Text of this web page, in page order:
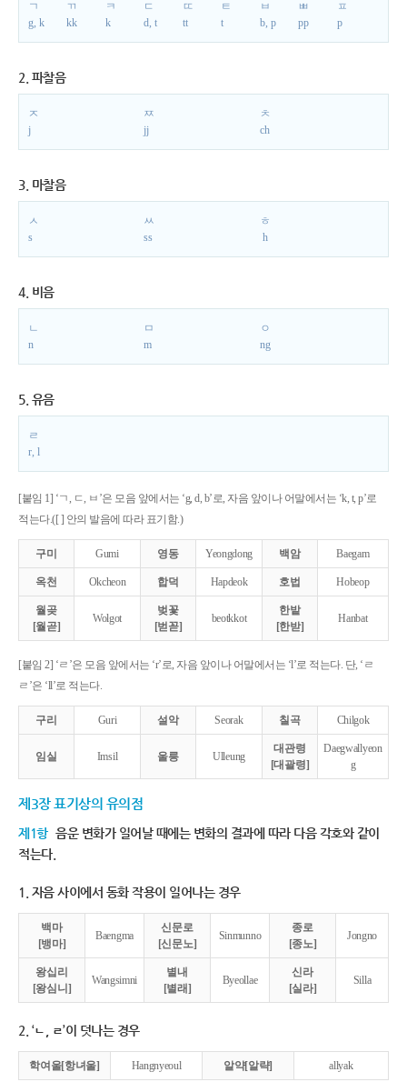
ㄱ
g, k
ㄲ
kk
ㅋ
k
ㄷ
d, t
ㄸ
tt
ㅌ
t
ㅂ
b, p
ㅃ
pp
ㅍ
p
2. 파찰음
ㅈ
j
ㅉ
jj
ㅊ
ch
3. 마찰음
ㅅ
s
ㅆ
ss
ㅎ
h
4. 비음
ㄴ
n
ㅁ
m
ㅇ
ng
5. 유음
ㄹ
r, l
[붙임 1] ‘ㄱ, ㄷ, ㅂ’은 모음 앞에서는 ‘g, d, b’로, 자음 앞이나 어말에서는 ‘k, t, p’로
적는다.([ ] 안의 발음에 따라 표기함.)
구미 Gumi 영동 Yeongdong 백암 Baegam
옥천 Okcheon 합덕 Hapdeok 호법 Hobeop
월곶
[월곧]
Wolgot
벚꽃
[벋꼳]
beotkkot
한밭
[한받]
Hanbat
[붙임 2] ‘ㄹ’은 모음 앞에서는 ‘r’로, 자음 앞이나 어말에서는 ‘l’로 적는다. 단, ‘ㄹ
ㄹ’은 ‘ll’로 적는다.
구리 Guri 설악 Seorak 칠곡 Chilgok
임실 Imsil 울릉 Ulleung
대관령
[대괄령]
Daegwallyeon
g
제3장 표기상의 유의점
제1항 음운 변화가 일어날 때에는 변화의 결과에 따라 다음 각호와 같이
적는다.
1. 자음 사이에서 동화 작용이 일어나는 경우
백마
[뱅마]
Baengma
신문로
[신문노]
Sinmunno
종로
[종노]
Jongno
왕십리
[왕심니]
Wangsimni
별내
[별래]
Byeollae
신라
[실라]
Silla
2. ‘ㄴ, ㄹ’이 덧나는 경우
학여울[항녀울] Hangnyeoul 알약[알략] allyak